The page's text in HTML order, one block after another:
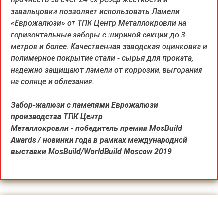
завальцовки позволяет использовать Ламели
«Еврожалюзи» от ТПК Центр Металлокровли на
горизонтальные заборы с шириной секции до 3
метров и более. Качественная заводская оцинковка и
полимерное покрытие стали - сырья для проката,
надежно защищают ламели от коррозии, выгорания
на солнце и облезания.
Забор-жалюзи с ламелями Еврожалюзи
производства ТПК Центр
Металлокровли - победитель премии MosBuild
Awards / новинки года в рамках международной
выставки MosBuild/WorldBuild Moscow 2019